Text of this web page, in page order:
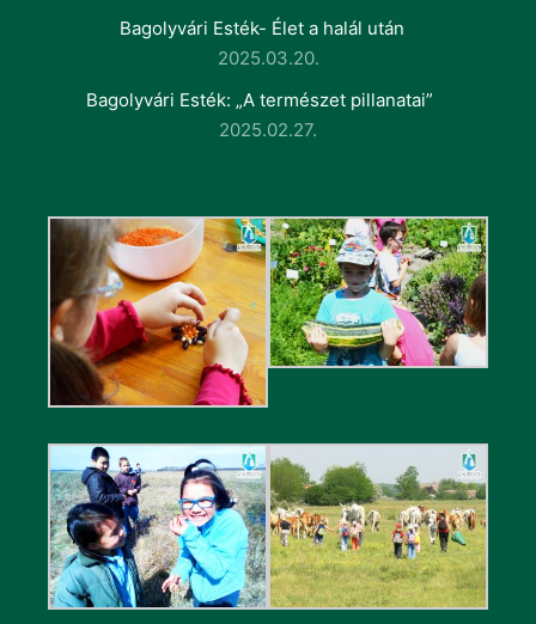
Bagolyvári Esték- Élet a halál után
2025.03.20.
Bagolyvári Esték: „A természet pillanatai”
2025.02.27.